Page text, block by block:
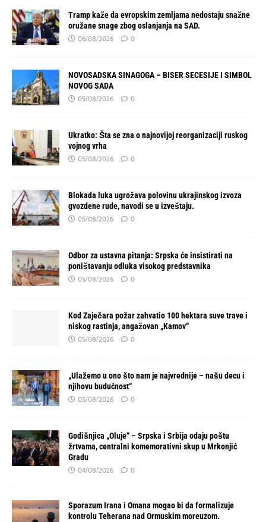
Tramp kaže da evropskim zemljama nedostaju snažne
oružane snage zbog oslanjanja na SAD.
06/08/2026 0
NOVOSADSKA SINAGOGA – BISER SECESIJE I SIMBOL
NOVOG SADA
05/08/2026 0
Ukratko: Šta se zna o najnovijoj reorganizaciji ruskog
vojnog vrha
05/08/2026 0
Blokada luka ugrožava polovinu ukrajinskog izvoza
gvozdene rude, navodi se u izveštaju.
05/08/2026 0
Odbor za ustavna pitanja: Srpska će insistirati na
poništavanju odluka visokog predstavnika
05/08/2026 0
Kod Zaječara požar zahvatio 100 hektara suve trave i
niskog rastinja, angažovan „Kamov“
05/08/2026 0
„Ulažemo u ono što nam je najvrednije – našu decu i
njihovu budućnost“
05/08/2026 0
Godišnjica „Oluje“ – Srpska i Srbija odaju poštu
žrtvama, centralni komemorativni skup u Mrkonjić
Gradu
04/08/2026 0
Sporazum Irana i Omana mogao bi da formalizuje
kontrolu Teherana nad Ormuskim moreuzom.